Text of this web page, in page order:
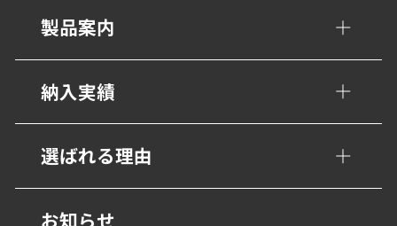
製品案内
手すり・壁面ガード
トイレ/介護補助手すり
衝撃吸収材・保護材
階段ノンスリップ
納入実績
公共・文化施設
学校・教育施設
選ばれる理由
設計事務所の皆様へ
お知らせ